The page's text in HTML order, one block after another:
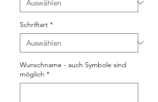
Schriftart *
Wunschname - auch Symbole sind
möglich *